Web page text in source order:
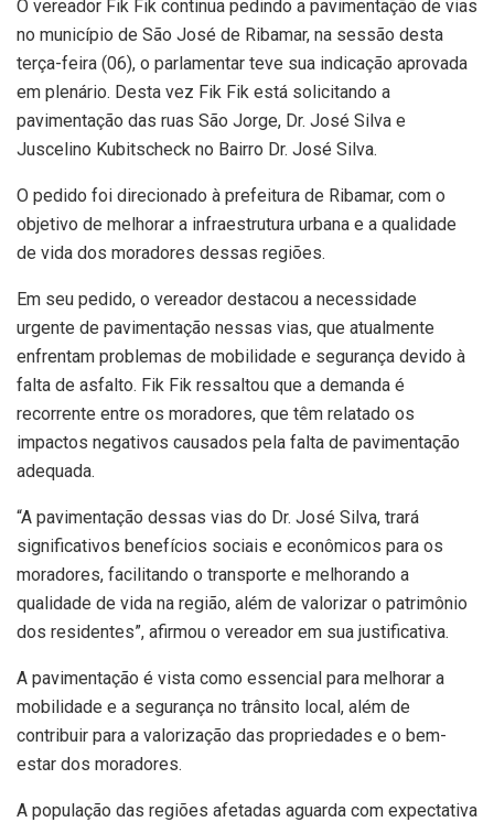
O vereador Fik Fik continua pedindo a pavimentação de vias
no município de São José de Ribamar, na sessão desta
terça-feira (06), o parlamentar teve sua indicação aprovada
em plenário. Desta vez Fik Fik está solicitando a
pavimentação das ruas São Jorge, Dr. José Silva e
Juscelino Kubitscheck no Bairro Dr. José Silva.
O pedido foi direcionado à prefeitura de Ribamar, com o
objetivo de melhorar a infraestrutura urbana e a qualidade
de vida dos moradores dessas regiões.
Em seu pedido, o vereador destacou a necessidade
urgente de pavimentação nessas vias, que atualmente
enfrentam problemas de mobilidade e segurança devido à
falta de asfalto. Fik Fik ressaltou que a demanda é
recorrente entre os moradores, que têm relatado os
impactos negativos causados pela falta de pavimentação
adequada.
“A pavimentação dessas vias do Dr. José Silva, trará
significativos benefícios sociais e econômicos para os
moradores, facilitando o transporte e melhorando a
qualidade de vida na região, além de valorizar o patrimônio
dos residentes”, afirmou o vereador em sua justificativa.
A pavimentação é vista como essencial para melhorar a
mobilidade e a segurança no trânsito local, além de
contribuir para a valorização das propriedades e o bem-
estar dos moradores.
A população das regiões afetadas aguarda com expectativa